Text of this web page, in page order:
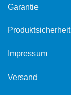
Garantie
Produktsicherheit
Impressum
Versand